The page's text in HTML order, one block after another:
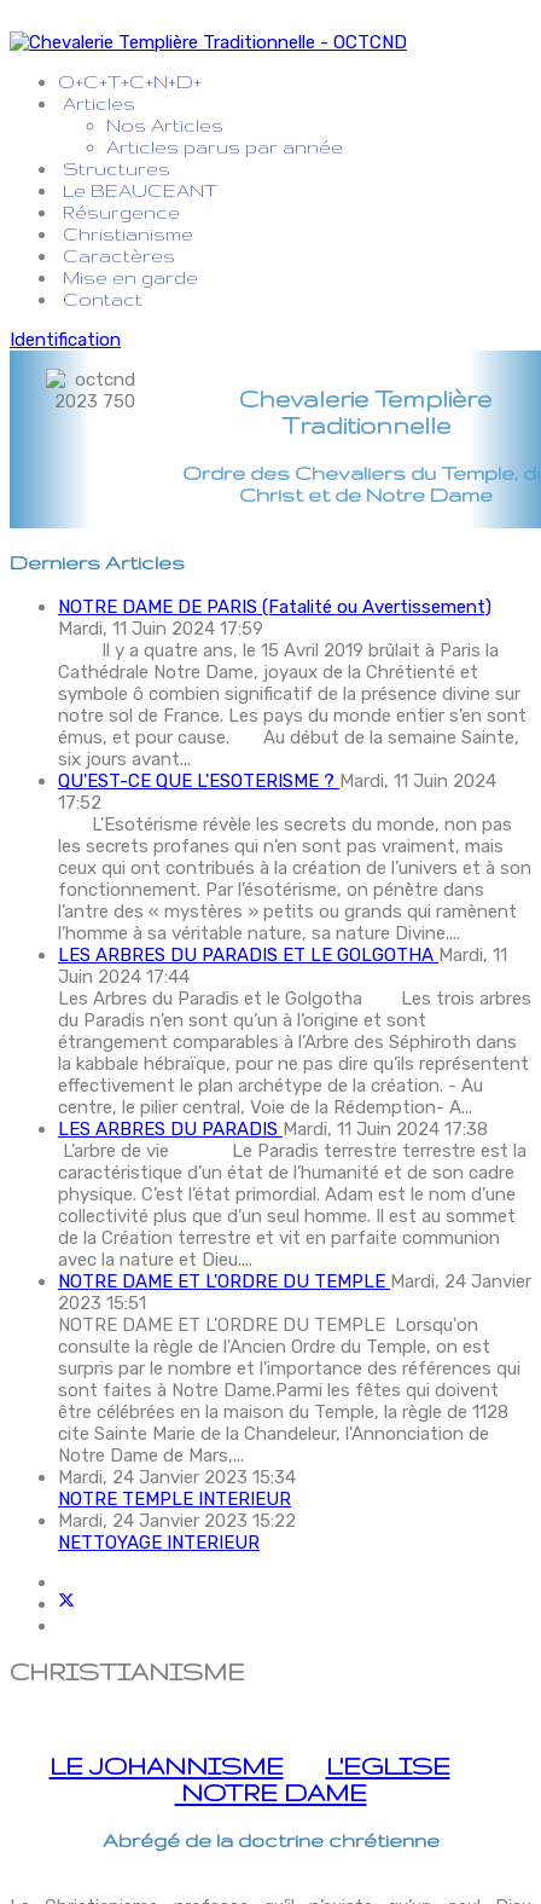
O+C+T+C+N+D+
Articles
Nos Articles
Articles parus par année
Structures
Le BEAUCEANT
Résurgence
Christianisme
Caractères
Mise en garde
Contact
Identification
Chevalerie Templière
Traditionnelle
Ordre des Chevaliers du Temple,
Christ et de Notre Dame
Derniers Articles
NOTRE DAME DE PARIS (Fatalité ou Avertissement)
Mardi, 11 Juin 2024 17:59
Il y a quatre ans, le 15 Avril 2019 brûlait à Paris la
Cathédrale Notre Dame, joyaux de la Chrétienté et
symbole ô combien significatif de la présence divine sur
notre sol de France. Les pays du monde entier s’en sont
émus, et pour cause. Au début de la semaine Sainte,
six jours avant...
QU'EST-CE QUE L'ESOTERISME ? Mardi, 11 Juin 2024
17:52
L’Esotérisme révèle les secrets du monde, non pas
les secrets profanes qui n’en sont pas vraiment, mais
ceux qui ont contribués à la création de l’univers et à son
fonctionnement. Par l’ésotérisme, on pénètre dans
l’antre des « mystères » petits ou grands qui ramènent
l’homme à sa véritable nature, sa nature Divine....
LES ARBRES DU PARADIS ET LE GOLGOTHA Mardi, 11
Juin 2024 17:44
Les Arbres du Paradis et le Golgotha Les trois arbres
du Paradis n’en sont qu’un à l’origine et sont
étrangement comparables à l’Arbre des Séphiroth dans
la kabbale hébraïque, pour ne pas dire qu’ils représentent
effectivement le plan archétype de la création. - Au
centre, le pilier central, Voie de la Rédemption- A...
LES ARBRES DU PARADIS Mardi, 11 Juin 2024 17:38
L’arbre de vie Le Paradis terrestre terrestre est la
caractéristique d’un état de l’humanité et de son cadre
physique. C’est l’état primordial. Adam est le nom d’une
collectivité plus que d’un seul homme. Il est au sommet
de la Création terrestre et vit en parfaite communion
avec la nature et Dieu....
NOTRE DAME ET L'ORDRE DU TEMPLE Mardi, 24 Janvier
2023 15:51
NOTRE DAME ET L'ORDRE DU TEMPLE Lorsqu'on
consulte la règle de l'Ancien Ordre du Temple, on est
surpris par le nombre et l'importance des références qui
sont faites à Notre Dame.Parmi les fêtes qui doivent
être célébrées en la maison du Temple, la règle de 1128
cite Sainte Marie de la Chandeleur, l'Annonciation de
Notre Dame de Mars,...
Mardi, 24 Janvier 2023 15:34
NOTRE TEMPLE INTERIEUR
Mardi, 24 Janvier 2023 15:22
NETTOYAGE INTERIEUR
CHRISTIANISME
LE JOHANNISME
L'EGLISE
NOTRE DAME
Abrégé de la doctrine chrétienne